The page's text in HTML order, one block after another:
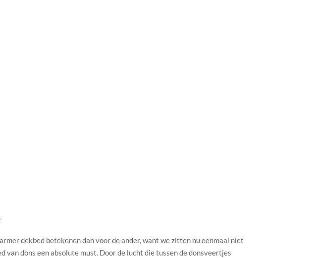
dekbed betekenen dan voor de ander, want we zitten nu eenmaal niet
van dons een absolute must. Door de lucht die tussen de donsveertjes